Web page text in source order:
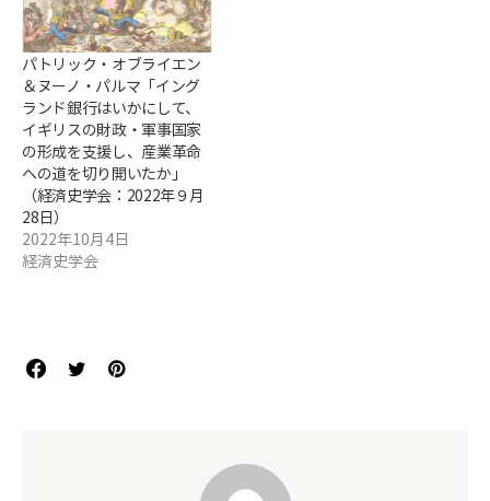
パトリック・オブライエン
＆ヌーノ・パルマ「イング
ランド銀行はいかにして、
イギリスの財政・軍事国家
の形成を支援し、産業革命
への道を切り開いたか」
（経済史学会：2022年９月
28日）
2022年10月4日
経済史学会